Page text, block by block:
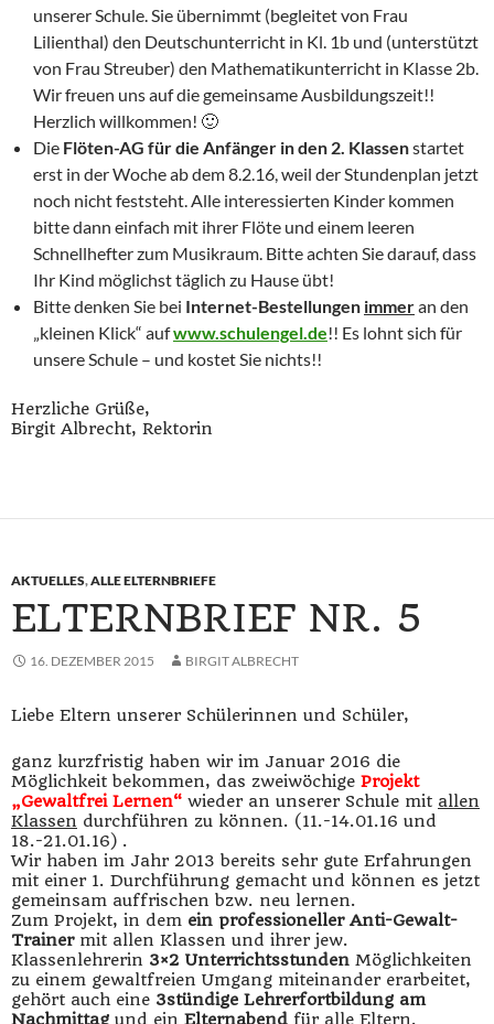
unserer Schule. Sie übernimmt (begleitet von Frau
Lilienthal) den Deutschunterricht in Kl. 1b und (unterstützt
von Frau Streuber) den Mathematikunterricht in Klasse 2b.
Wir freuen uns auf die gemeinsame Ausbildungszeit!!
Herzlich willkommen! 🙂
Die Flöten-AG für die Anfänger in den 2. Klassenstartet
erst in der Woche ab dem 8.2.16, weil der Stundenplan jetzt
noch nicht feststeht. Alle interessierten Kinder kommen
bitte dann einfach mit ihrer Flöte und einem leeren
Schnellhefter zum Musikraum. Bitte achten Sie darauf, dass
Ihr Kind möglichst täglich zu Hause übt!
Bitte denken Sie bei Internet-Bestellungen immeran den
„kleinen Klick“ aufwww.schulengel.de!! Es lohnt sich für
unsere Schule – und kostet Sie nichts!!
Herzliche Grüße,
Birgit Albrecht, Rektorin
AKTUELLES,ALLE ELTERNBRIEFE
ELTERNBRIEF NR. 5
16. DEZEMBER 2015 BIRGIT ALBRECHT
Liebe Eltern unserer Schülerinnen und Schüler,
ganz kurzfristig haben wir im Januar 2016 die
Möglichkeit bekommen, das zweiwöchige Projekt
„Gewaltfrei Lernen“ wieder an unserer Schule mit allen
Klassen durchführen zu können. (11.-14.01.16 und
18.-21.01.16) .
Wir haben im Jahr 2013 bereits sehr gute Erfahrungen
mit einer 1. Durchführung gemacht und können es jetzt
gemeinsam auffrischen bzw. neu lernen.
Zum Projekt, in dem ein professioneller Anti-Gewalt-
Trainermit allen Klassen und ihrer jew.
Klassenlehrerin 3×2 Unterrichtsstunden Möglichkeiten
zu einem gewaltfreien Umgang miteinander erarbeitet,
gehört auch eine 3stündige Lehrerfortbildung am
Nachmittag und ein Elternabend für alle Eltern.